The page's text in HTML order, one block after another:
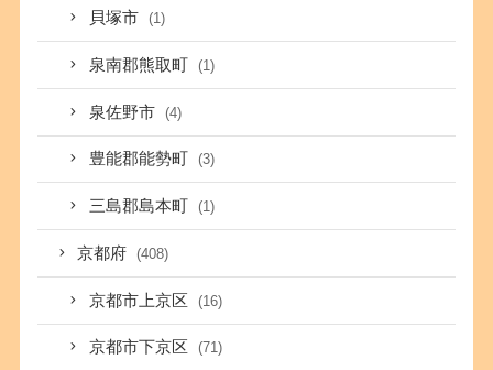
貝塚市 (1)
泉南郡熊取町 (1)
泉佐野市 (4)
豊能郡能勢町 (3)
三島郡島本町 (1)
京都府 (408)
京都市上京区 (16)
京都市下京区 (71)